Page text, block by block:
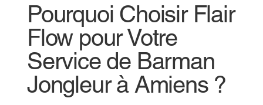
Pourquoi Choisir Flair
Flow pour Votre
Service de Barman
Jongleur à Amiens ?